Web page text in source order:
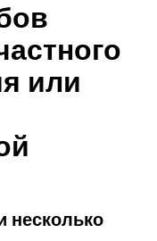
или
несколько